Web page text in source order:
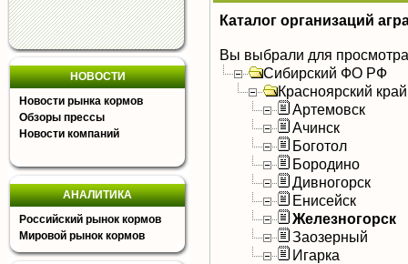
НОВОСТИ
Новости рынка кормов
Обзоры прессы
Новости компаний
АНАЛИТИКА
Российский рынок кормов
Мировой рынок кормов
Каталог организаций
Вы выбрали для
Сибирский ФО РФ
Красноярский край
Артемовск
Ачинск
Боготол
Бородино
Дивногорск
Енисейск
Железногорск
Заозерный
Игарка